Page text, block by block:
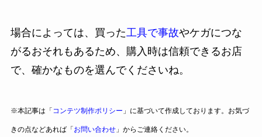
場合によっては、買った工具で事故やケガにつな
がるおそれもあるため、購入時は信頼できるお店
で、確かなものを選んでくださいね。
※本記事は「 コンテツ制作ポリシー 」に基づいて作成しております。お気づ
きの点などあれば「お問い合わせ」からご連絡ください。